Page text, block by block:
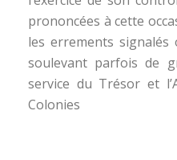
prononcées à cette
les errements signalés
soulevant parfois de
service du Trésor et
Colonies